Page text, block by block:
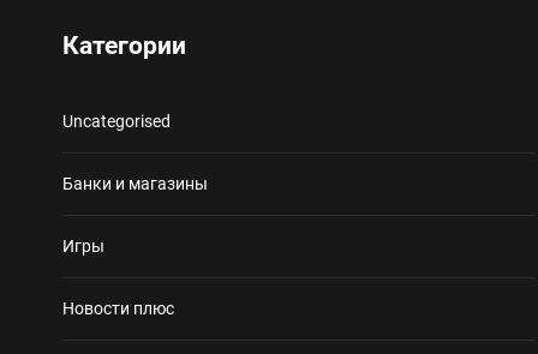
Категории
Uncategorised
Банки и магазины
Игры
Новости плюс